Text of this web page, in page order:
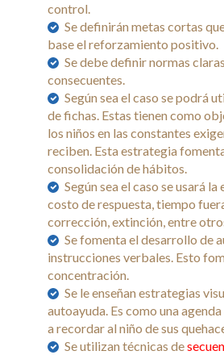
Contacto
control.
Se definirán metas cortas
base el reforzamiento positivo.
Se debe definir normas
consecuentes.
Según sea el caso se podrá
de fichas. Estas tienen como
los niños en las constantes
reciben. Esta estrategia
consolidación de hábitos.
Según sea el caso se usará
costo de respuesta, tiempo
corrección, extinción, entre
Se fomenta el desarrollo de
instrucciones verbales. Esto
concentración.
Se le enseñan estrategias
autoayuda. Es como una
a recordar al niño de sus
Se utilizan técnicas de